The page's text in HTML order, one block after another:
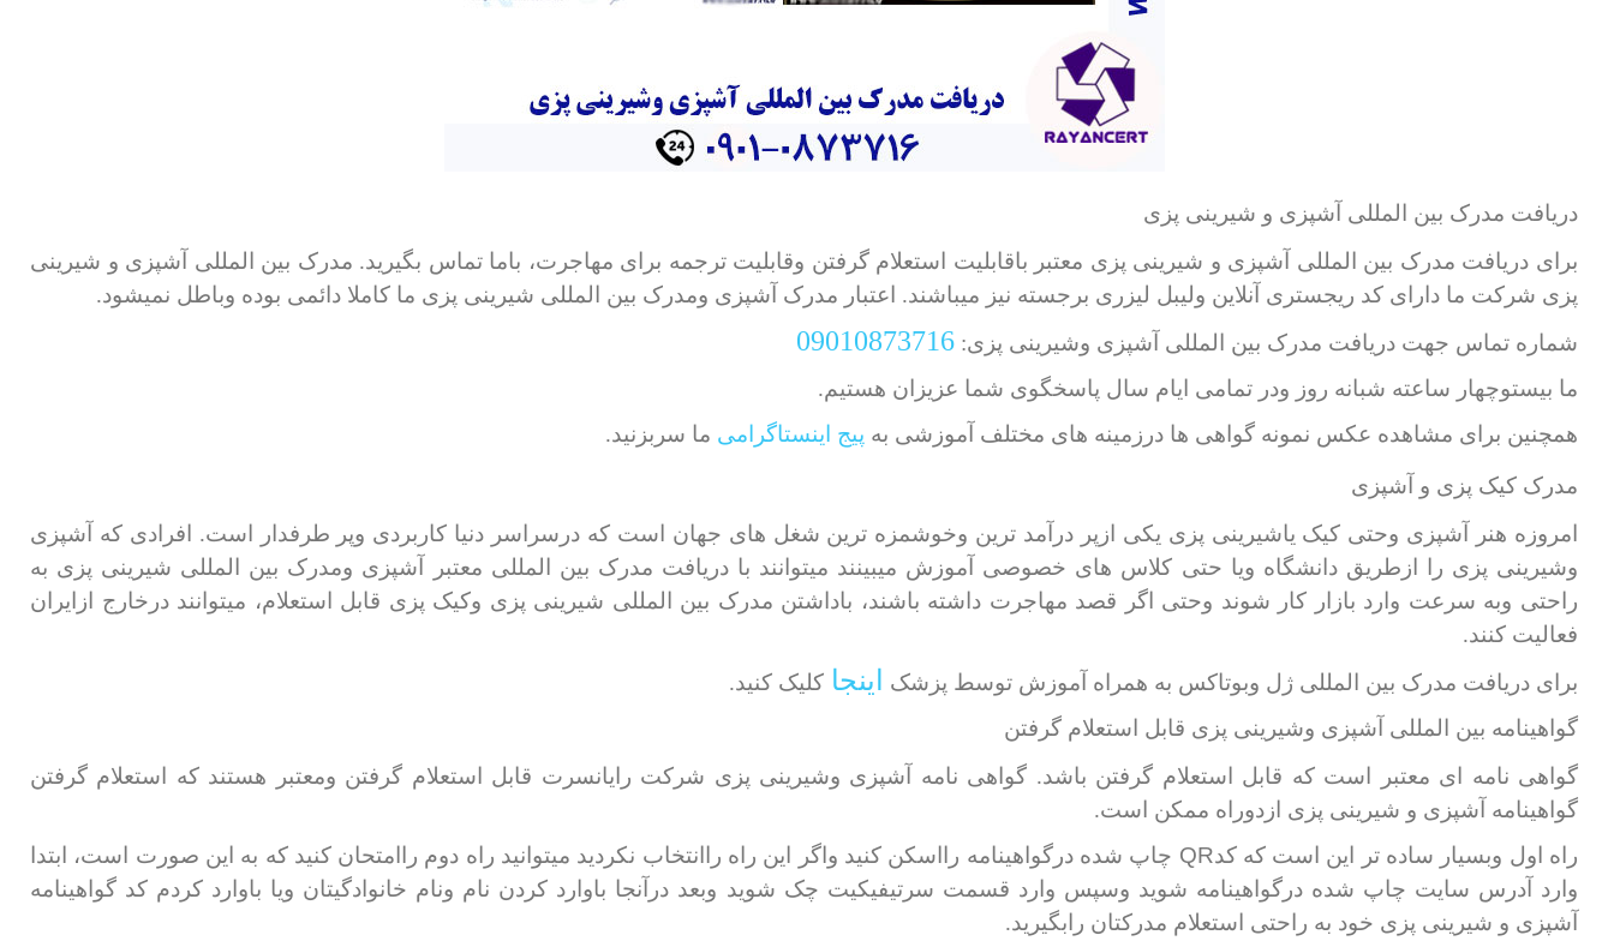
دریافت مدرک بین المللی آشپزی و شیرینی پزی
برای دریافت مدرک بین المللی آشپزی و شیرینی پزی معتبر باقابلیت استعلام گرفتن وقابلیت ترجمه برای مهاجرت، باما تماس بگیرید. مدرک بین المللی آشپزی و شیرینی
پزی شرکت ما دارای کد ریجستری آنلاین ولیبل لیزری برجسته نیز میباشند. اعتبار مدرک آشپزی ومدرک بین المللی شیرینی پزی ما کاملا دائمی بوده وباطل نمیشود.
شماره تماس جهت دریافت مدرک بین المللی آشپزی وشیرینی پزی: 09010873716
ما بیستوچهار ساعته شبانه روز ودر تمامی ایام سال پاسخگوی شما عزیزان هستیم.
همچنین برای مشاهده عکس نمونه گواهی ها درزمینه های مختلف آموزشی به پیج اینستاگرامی ما سربزنید.
مدرک کیک پزی و آشپزی
امروزه هنر آشپزی وحتی کیک یاشیرینی پزی یکی ازپر درآمد ترین وخوشمزه ترین شغل های جهان است که درسراسر دنیا کاربردی وپر طرفدار است. افرادی که آشپزی
وشیرینی پزی را ازطریق دانشگاه ویا حتی کلاس های خصوصی آموزش میبینند میتوانند با دریافت مدرک بین المللی معتبر آشپزی ومدرک بین المللی شیرینی پزی به
راحتی وبه سرعت وارد بازار کار شوند وحتی اگر قصد مهاجرت داشته باشند، باداشتن مدرک بین المللی شیرینی پزی وکیک پزی قابل استعلام، میتوانند درخارج ازایران
فعالیت کنند.
برای دریافت مدرک بین المللی ژل وبوتاکس به همراه آموزش توسط پزشک
اینجا کلیک کنید.
گواهینامه بین المللی آشپزی وشیرینی پزی قابل استعلام گرفتن
گواهی نامه ای معتبر است که قابل استعلام گرفتن باشد. گواهی نامه آشپزی وشیرینی پزی شرکت رایانسرت قابل استعلام گرفتن ومعتبر هستند که استعلام گرفتن
گواهینامه آشپزی و شیرینی پزی ازدوراه ممکن است.
راه اول وبسیار ساده تر این است که کدQR چاپ شده درگواهینامه رااسکن کنید واگر این راه راانتخاب نکردید میتوانید راه دوم راامتحان کنید که به این صورت است، ابتدا
وارد آدرس سایت چاپ شده درگواهینامه شوید وسپس وارد قسمت سرتیفیکیت چک شوید وبعد درآنجا باوارد کردن نام ونام خانوادگیتان ویا باوارد کردم کد گواهینامه
آشپزی و شیرینی پزی خود به راحتی استعلام مدرکتان رابگیرید.